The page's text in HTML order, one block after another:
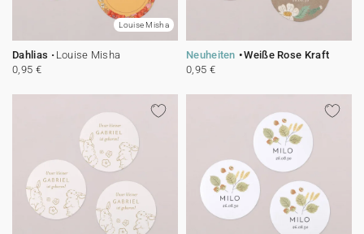
Louise Misha
Dahlias
Louise Misha
0,95 €
Neuheiten
Weiße Rose Kraft
0,95 €